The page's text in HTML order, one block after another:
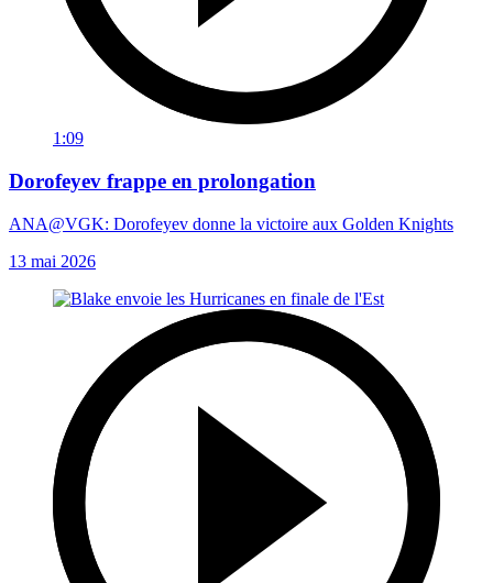
1:09
Dorofeyev frappe en prolongation
ANA@VGK: Dorofeyev donne la victoire aux Golden Knights
13 mai 2026